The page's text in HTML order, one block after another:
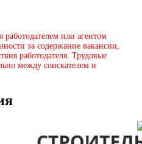
работодателем или агентом
за содержание вакансии,
работодателя. Трудовые
между соискателем и